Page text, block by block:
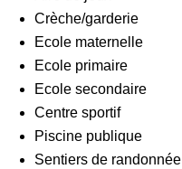
Crèche/garderie
Ecole maternelle
Ecole primaire
Ecole secondaire
Centre sportif
Piscine publique
Sentiers de randonnée